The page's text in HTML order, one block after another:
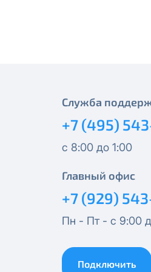
Служба
+7 (495)
с 8:00 до 1:00
Главный офис
+7 (929)
Пн - Пт - с 9:00
Подключить